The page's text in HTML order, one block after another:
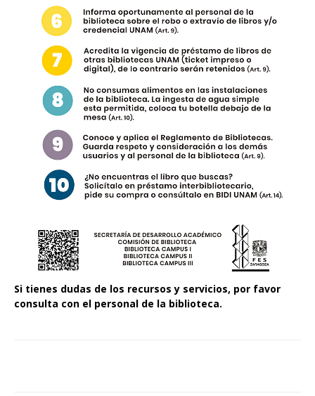
Si tienes dudas de los recursos y servicios, por favor
consulta con el personal de la biblioteca.